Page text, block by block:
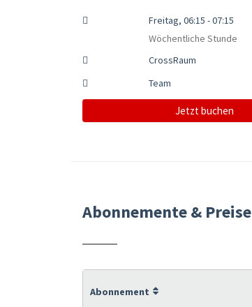
Freitag, 06:15 - 07:15
Wöchentliche Stunde
CrossRaum
Team
Jetzt buchen
Abonnemente & Preise
Abonnement